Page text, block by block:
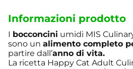
Informazioni prodotto
I bocconcini umidi MIS
sono un alimento completo
partire dall’anno di vita.
La ricetta Happy Cat Adult